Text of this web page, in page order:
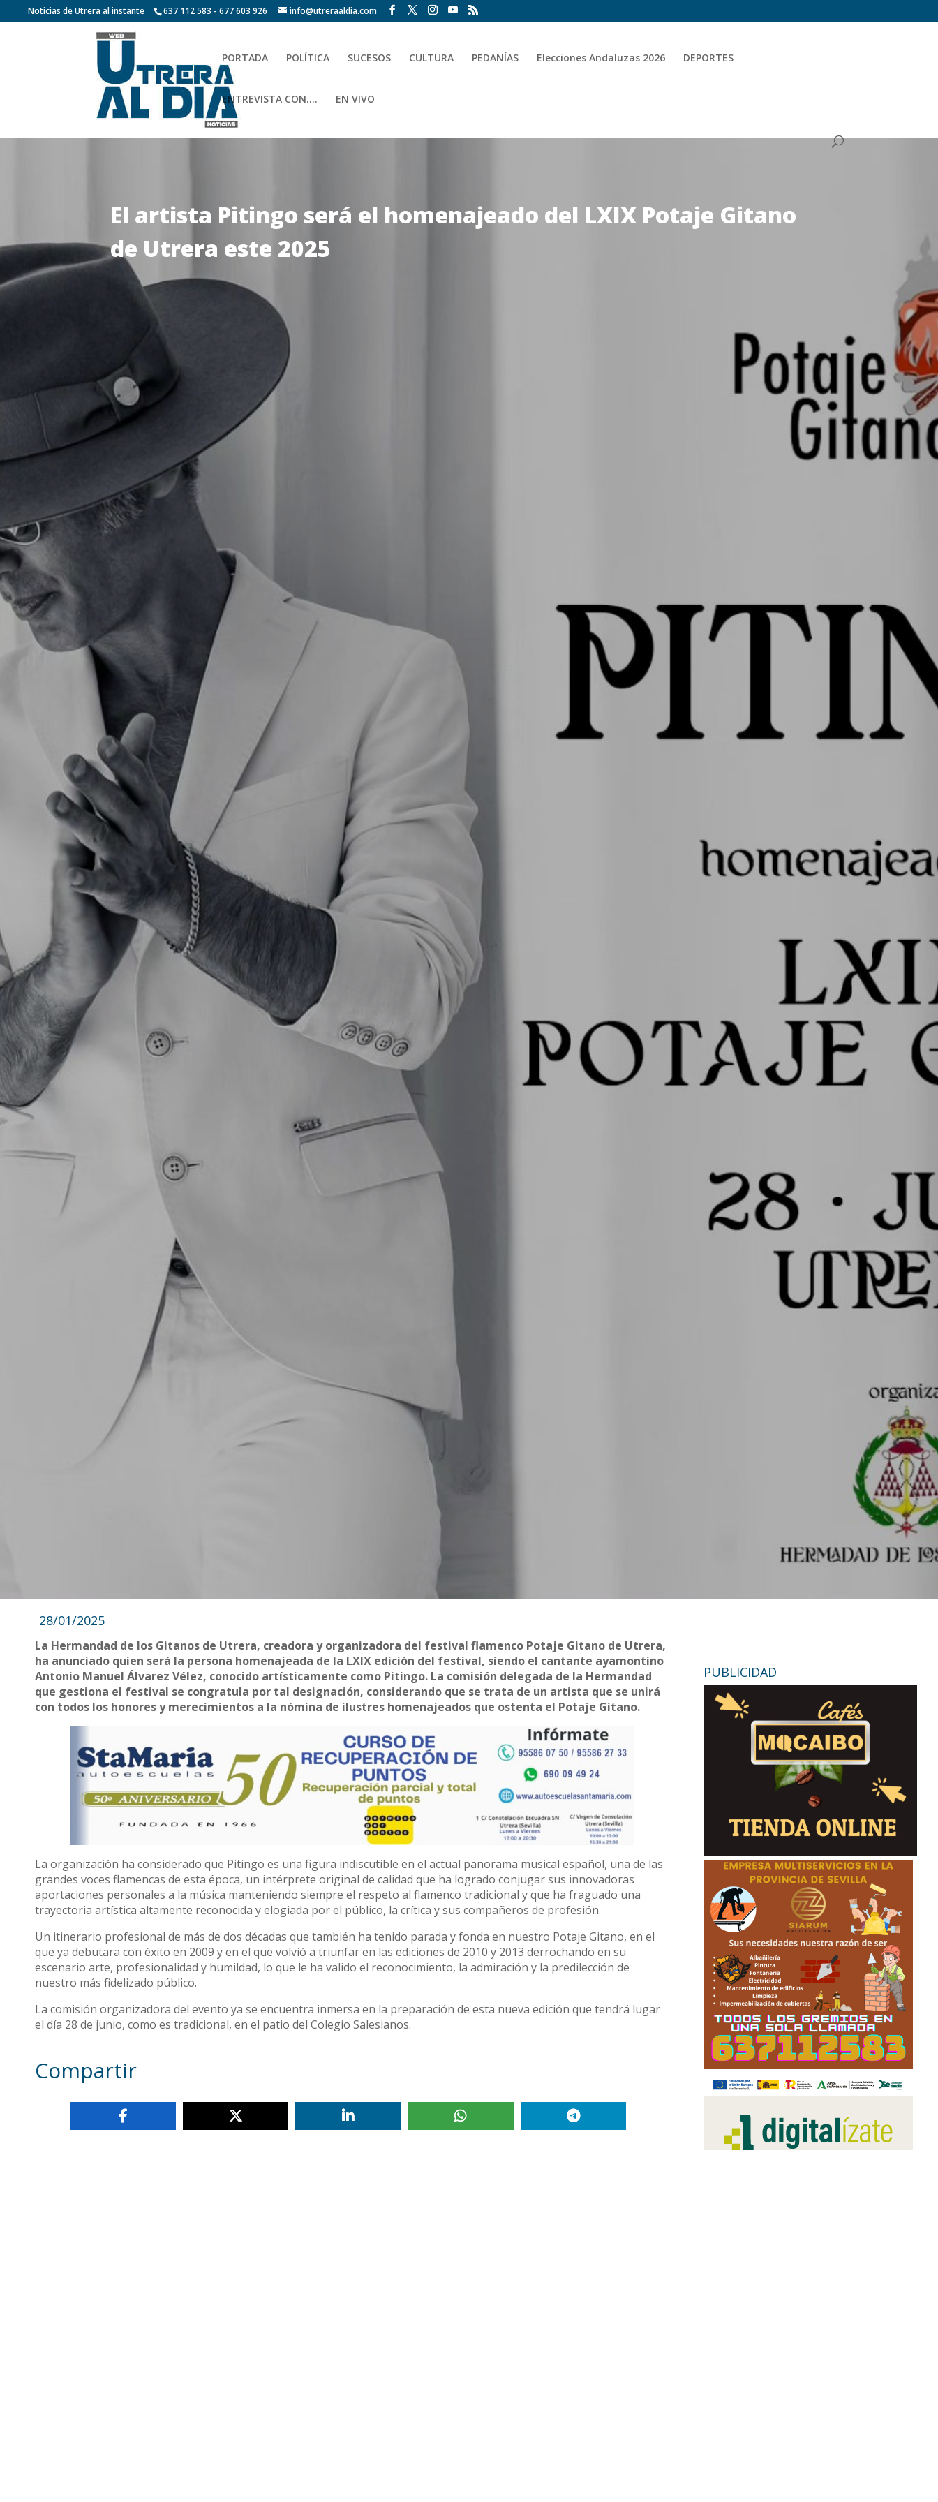
Noticias de Utrera al instante 637 112 583 - 677 603 926 info@utreraaldia.com
PORTADA POLÍTICA SUCESOS CULTURA PEDANÍAS Elecciones Andaluzas 2026 DEPORTES
ENTREVISTA CON…. EN VIVO
El artista Pitingo será el homenajeado del LXIX Potaje Gitano
de Utrera este 2025
28/01/2025
La Hermandad de los Gitanos de Utrera, creadora y organizadora del festival flamenco Potaje Gitano de Utrera,
ha anunciado quien será la persona homenajeada de la LXIX edición del festival, siendo el cantante ayamontino
Antonio Manuel Álvarez Vélez, conocido artísticamente como Pitingo. La comisión delegada de la Hermandad
que gestiona el festival se congratula por tal designación, considerando que se trata de un artista que se unirá
con todos los honores y merecimientos a la nómina de ilustres homenajeados que ostenta el Potaje Gitano.
La organización ha considerado que Pitingo es una figura indiscutible en el actual panorama musical español, una de las
grandes voces flamencas de esta época, un intérprete original de calidad que ha logrado conjugar sus innovadoras
aportaciones personales a la música manteniendo siempre el respeto al flamenco tradicional y que ha fraguado una
trayectoria artística altamente reconocida y elogiada por el público, la crítica y sus compañeros de profesión.
Un itinerario profesional de más de dos décadas que también ha tenido parada y fonda en nuestro Potaje Gitano, en el
que ya debutara con éxito en 2009 y en el que volvió a triunfar en las ediciones de 2010 y 2013 derrochando en su
escenario arte, profesionalidad y humildad, lo que le ha valido el reconocimiento, la admiración y la predilección de
nuestro más fidelizado público.
La comisión organizadora del evento ya se encuentra inmersa en la preparación de esta nueva edición que tendrá lugar
el día 28 de junio, como es tradicional, en el patio del Colegio Salesianos.
Compartir
PUBLICIDAD